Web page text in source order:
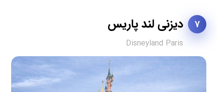
7 دیزنی لند پاریس
Disneyland Paris